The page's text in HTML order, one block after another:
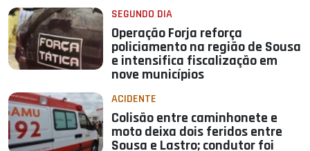
SEGUNDO DIA
Operação Forja reforça
policiamento na região de Sousa
e intensifica fiscalização em
nove municípios
ACIDENTE
Colisão entre caminhonete e
moto deixa dois feridos entre
Sousa e Lastro; condutor foi